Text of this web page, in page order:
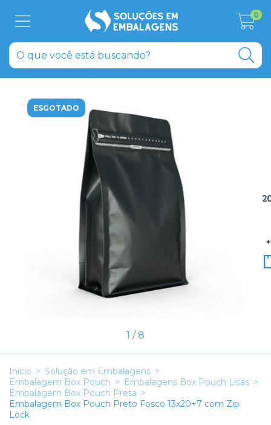
0
ESGOTADO
1 /8
Início > Solução em Embalagens >
Embalagem Box Pouch > Embalagens Box Pouch Lisas >
Embalagem Box Pouch Preta >
Embalagem Box Pouch Preto Fosco 13x20+7 com Zip
Lock